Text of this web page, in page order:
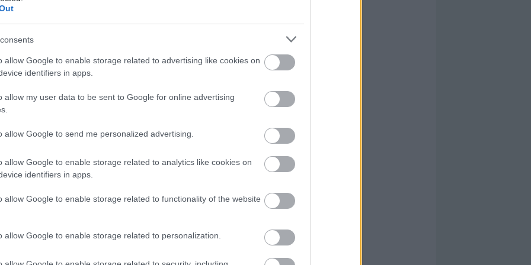
allow Google to enable storage related to advertising like cookies on
identifiers in apps.
allow my user data to be sent to Google for online advertising
allow Google to send me personalized advertising.
allow Google to enable storage related to analytics like cookies on
identifiers in apps.
allow Google to enable storage related to functionality of the website
allow Google to enable storage related to personalization.
Comunio: los tocados de la jornada 1
agosto 2021 PorJorge Antón
con todos sus jugadores debido a las ya habituales
físicas de la pretemporada. ¡Repasamos los últimos
Leer más »
21/22 – Getafe: Míchel encabeza una nueva era
agosto 2021 PorJesus Gallo|
cinco temporadas con José Bordalás en el banquillo, el
González. ¿Qué podemos esperar de los azulones en